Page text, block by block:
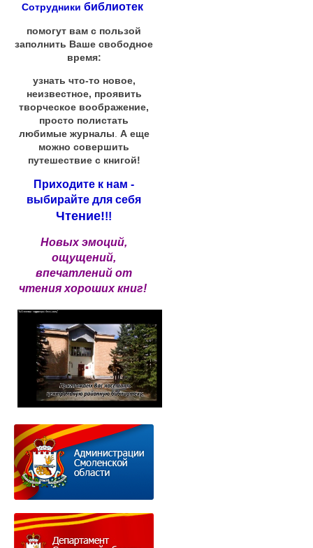
Сотрудники библиотек
помогут вам с пользой
заполнить Ваше свободное
время:
узнать что-то новое,
неизвестное, проявить
творческое воображение,
просто полистать
любимые журналы А еще
можно совершить
путешествие с книгой!
Приходите к нам -
выбирайте для себя
Чтение!!!
Новых эмоций,
ощущений,
впечатлений от
чтения хороших книг!